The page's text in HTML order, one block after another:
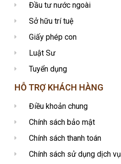
Đầu tư nước ngoài
Sở hữu trí tuệ
Giấy phép con
Luật Sư
Tuyển dụng
HỖ TRỢ KHÁCH HÀNG
Điều khoản chung
Chính sách bảo mật
Chính sách thanh toán
Chính sách sử dụng dịch vụ